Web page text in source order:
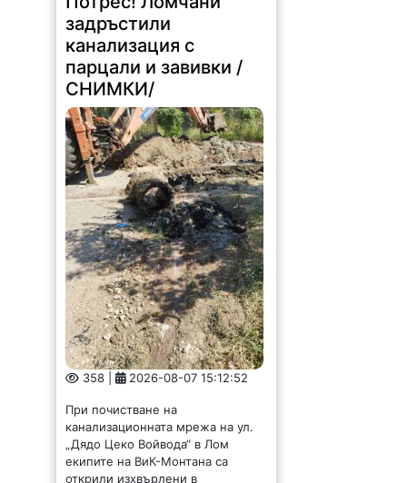
задръстили
канализация с
парцали и завивки /
СНИМКИ/
358 | 2026-08-07 15:12:52
При почистване на
канализационната мрежа на ул.
„Дядо Цеко Войвода“ в Лом
екипите на ВиК-Монтана са
открили изхвърлени в